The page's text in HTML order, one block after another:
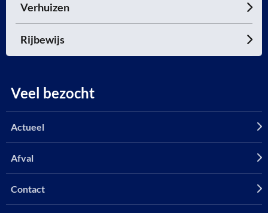
Verhuizen
Rijbewijs
Veel bezocht
Actueel
Afval
Contact